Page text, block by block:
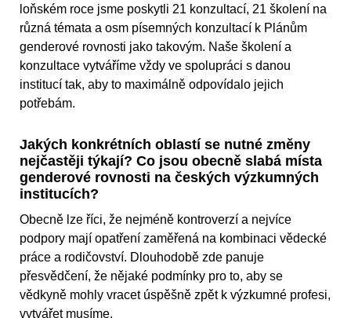
loňském roce jsme poskytli 21 konzultací, 21 školení na
různá témata a osm písemných konzultací k Plánům
genderové rovnosti jako takovým. Naše školení a
konzultace vytváříme vždy ve spolupráci s danou
institucí tak, aby to maximálně odpovídalo jejich
potřebám.
Jakých konkrétních oblastí se nutné změny
nejčastěji týkají? Co jsou obecně slabá místa
genderové rovnosti na českých výzkumných
institucích?
Obecně lze říci, že nejméně kontroverzí a nejvíce
podpory mají opatření zaměřená na kombinaci vědecké
práce a rodičovství. Dlouhodobě zde panuje
přesvědčení, že nějaké podmínky pro to, aby se
vědkyně mohly vracet úspěšně zpět k výzkumné profesi,
vytvářet musíme.